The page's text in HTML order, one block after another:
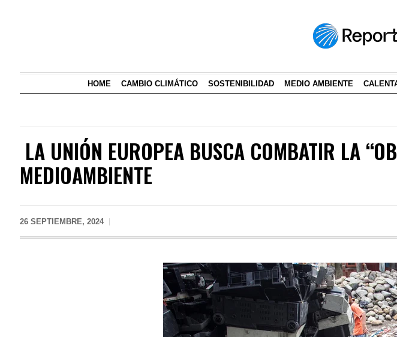
HOME CAMBIO CLIMÁTICO SOSTENIBILIDAD MEDIO AMBIENTE
LA UNIÓN EUROPEA BUSCA COMBATIR LA
MEDIOAMBIENTE
26 SEPTIEMBRE, 2024